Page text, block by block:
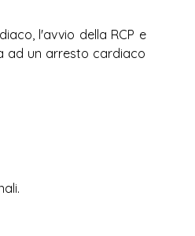
l'avvio della RCP e
ad un arresto cardiaco